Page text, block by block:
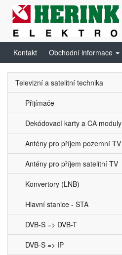
Kontakt Obchodní informace
Televizní a satelitní technika
Přijímače
Dekódovací karty a CA moduly
Antény pro příjem pozemní TV
Antény pro příjem satelitní TV
Konvertory (LNB)
Hlavní stanice - STA
DVB-S => DVB-T
DVB-S => IP